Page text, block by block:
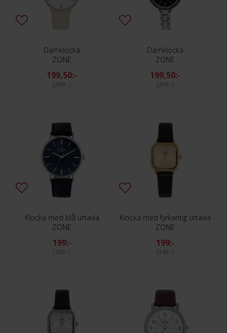
Damklocka
ZONE
199,50:-
399:-
Damklocka
ZONE
199,50:-
399:-
Klocka med blå urtavla
ZONE
199:-
399:-
Klocka med fyrkantig urtavla
ZONE
199:-
349:-